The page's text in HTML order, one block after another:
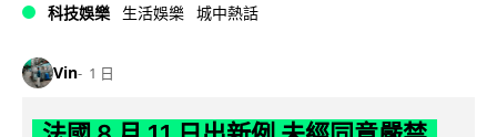
科技娛樂 生活娛樂 城中熱話
Vin 1 日